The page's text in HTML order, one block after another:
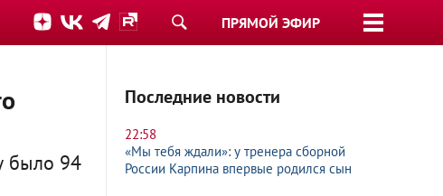
ПРЯМОЙ ЭФИР
было 94
Последние новости
22:58
«Мы тебя ждали»: у тренера сборной
России Карпина впервые родился сын